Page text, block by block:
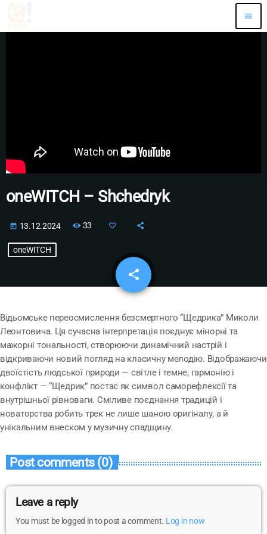
menu
oneWITCH – Shchedryk
today 13.12.2024 33
oneWITCH
share
email
Відьомське переосмислення безсмертного “Щедрика” Миколи
Леонтовича. Ця сучасна інтерпретація поєднує мінорні та
мажорні тональності, створюючи динамічний настрій і
відкриваючи новий погляд на класичну мелодію. Відображаючи
двоїстість людської природи — світле і темне, гармонію і
конфлікт — “Щедрик” постає як символ саморефлексії та
внутрішньої рівноваги. Сміливе поєднання традицій і
новаторства робить трек не лише шаною оригіналу, а й
унікальним внеском у музичну спадщину.
Post comments (0)
Leave a reply
You must be logged in to post a comment. Log in now